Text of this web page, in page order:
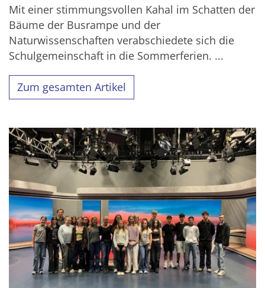
Mit einer stimmungsvollen Kahal im Schatten der
Bäume der Busrampe und der
Naturwissenschaften verabschiedete sich die
Schulgemeinschaft in die Sommerferien. ...
Zum gesamten Artikel